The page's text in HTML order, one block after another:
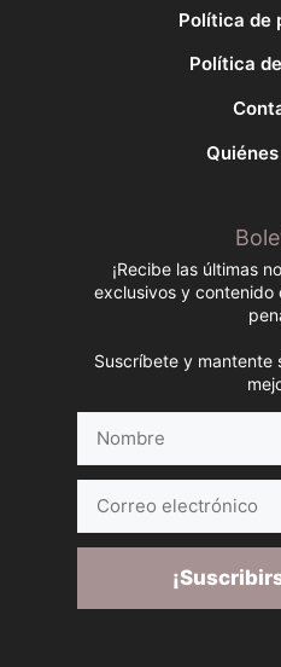
Política de
Política
¡Recibe las últimas
exclusivos y contenido
Suscríbete y mantente
electrónico